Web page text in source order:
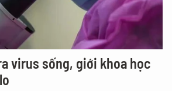
virus sống, giới khoa học